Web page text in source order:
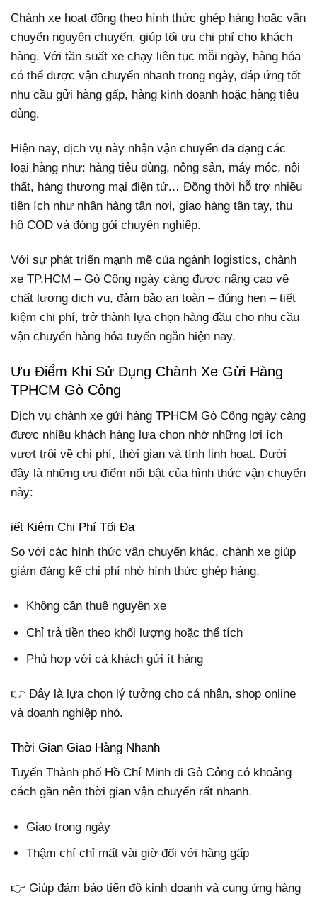
Chành xe hoạt động theo hình thức ghép hàng hoặc vận
chuyển nguyên chuyến, giúp tối ưu chi phí cho khách
hàng. Với tần suất xe chạy liên tục mỗi ngày, hàng hóa
có thể được vận chuyển nhanh trong ngày, đáp ứng tốt
nhu cầu gửi hàng gấp, hàng kinh doanh hoặc hàng tiêu
dùng.
Hiện nay, dịch vụ này nhận vận chuyển đa dạng các
loại hàng như: hàng tiêu dùng, nông sản, máy móc, nội
thất, hàng thương mại điện tử… Đồng thời hỗ trợ nhiều
tiện ích như nhận hàng tận nơi, giao hàng tận tay, thu
hộ COD và đóng gói chuyên nghiệp.
Với sự phát triển mạnh mẽ của ngành logistics, chành
xe TP.HCM – Gò Công ngày càng được nâng cao về
chất lượng dịch vụ, đảm bảo an toàn – đúng hẹn – tiết
kiệm chi phí, trở thành lựa chọn hàng đầu cho nhu cầu
vận chuyển hàng hóa tuyến ngắn hiện nay.
Ưu Điểm Khi Sử Dụng Chành Xe Gửi Hàng
TPHCM Gò Công
Dịch vụ chành xe gửi hàng TPHCM Gò Công ngày càng
được nhiều khách hàng lựa chọn nhờ những lợi ích
vượt trội về chi phí, thời gian và tính linh hoạt. Dưới
đây là những ưu điểm nổi bật của hình thức vận chuyển
này:
iết Kiệm Chi Phí Tối Đa
So với các hình thức vận chuyển khác, chành xe giúp
giảm đáng kể chi phí nhờ hình thức ghép hàng.
Không cần thuê nguyên xe
Chỉ trả tiền theo khối lượng hoặc thể tích
Phù hợp với cả khách gửi ít hàng
👉 Đây là lựa chọn lý tưởng cho cá nhân, shop online
và doanh nghiệp nhỏ.
Thời Gian Giao Hàng Nhanh
Tuyến Thành phố Hồ Chí Minh đi Gò Công có khoảng
cách gần nên thời gian vận chuyển rất nhanh.
Giao trong ngày
Thậm chí chỉ mất vài giờ đối với hàng gấp
👉 Giúp đảm bảo tiến độ kinh doanh và cung ứng hàng